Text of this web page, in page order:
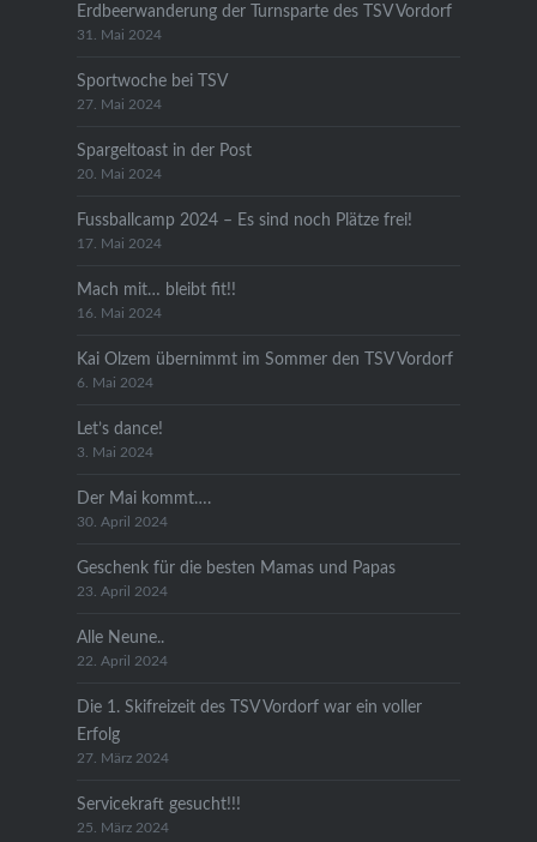
Erdbeerwanderung der Turnsparte des TSV Vordorf
31. Mai 2024
Sportwoche bei TSV
27. Mai 2024
Spargeltoast in der Post
20. Mai 2024
Fussballcamp 2024 – Es sind noch Plätze frei!
17. Mai 2024
Mach mit… bleibt fit!!
16. Mai 2024
Kai Olzem übernimmt im Sommer den TSV Vordorf
6. Mai 2024
Let’s dance!
3. Mai 2024
Der Mai kommt….
30. April 2024
Geschenk für die besten Mamas und Papas
23. April 2024
Alle Neune..
22. April 2024
Die 1. Skifreizeit des TSV Vordorf war ein voller
Erfolg
27. März 2024
Servicekraft gesucht!!!
25. März 2024